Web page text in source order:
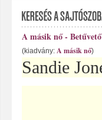
A másik nő - Betűvető
(kiadvány: A másik nő)
Sandie